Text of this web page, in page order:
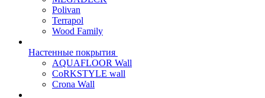
Polivan
Terrapol
Wood Family
Настенные покрытия
AQUAFLOOR Wall
CoRKSTYLE wall
Crona Wall